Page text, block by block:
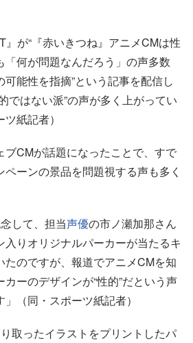
』が“『赤いきつね』アニメCMは性
何が問題なんだろう」の声多数
能性を指摘”という記事を配信し
ではない派”の声が多く上がってい
紙記者）
CMが話題になったことで、すで
ーンの景品を問題視する声も多く
して、担当声優の市ノ瀬加那さん
入りオリジナルパーカーが当たるキ
たのですが、報道でアニメCMを知
ーのデザインが“性的”だという声
（同・スポーツ紙記者）
取ったイラストをプリントしたパ